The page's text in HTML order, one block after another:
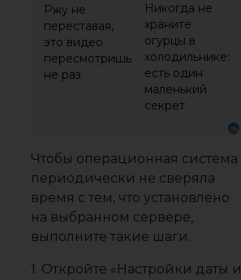
Ржу не
переставая,
это видео
пересмотришь
не раз
Никогда не
храните
огурцы в
холодильнике:
есть один
маленький
секрет
Чтобы операционная система
периодически не сверяла
время с тем, что установлено
на выбранном сервере,
выполните такие шаги.
1. Откройте «Настройки даты и